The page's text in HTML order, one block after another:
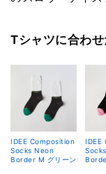
Tシャツに合わ
IDEE Composition
Socks Neon
Border M グリーン
IDEE